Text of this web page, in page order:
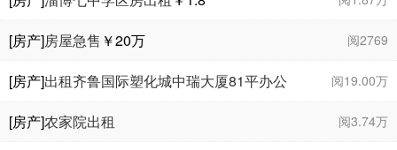
阅2769
[房产]房屋急售 ￥20万
阅19.00万
[房产]出租齐鲁国际塑化城中瑞大厦81平办公
室
阅3.74万
[房产]农家院出租